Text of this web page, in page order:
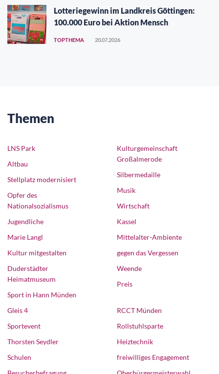
Lotteriegewinn im Landkreis Göttingen:
100.000 Euro bei Aktion Mensch
TOPTHEMA 20.07.2026
Themen
LNS Park
Altbau
Stellplatz modernisiert
Opfer des
Nationalsozialismus
Jugendliche
Marie Langl
Kultur mitgestalten
Duderstädter
Heimatmuseum
Sport in Hann Münden
Kulturgemeinschaft
Großalmerode
Silbermedaille
Musik
Wirtschaft
Kassel
Mittelalter-Ambiente
gegen das Vergessen
Weende
Preis
Gleis 4
Sportevent
Thorsten Seydler
Schulen
RCCT Münden
Rollstuhlsparte
Heiztechnik
freiwilliges Engagement